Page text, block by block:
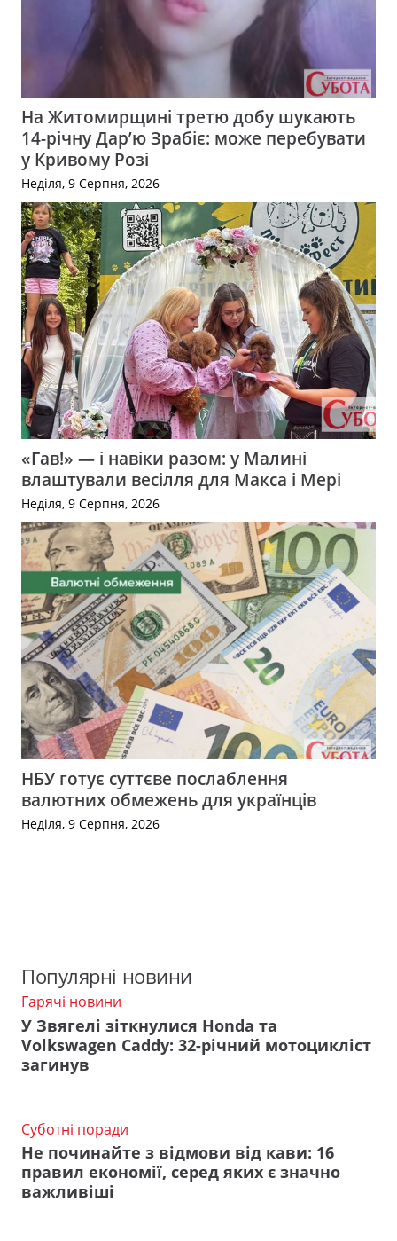
На Житомирщині третю добу шукають
14-річну Дар’ю Зрабіє: може перебувати
у Кривому Розі
Неділя, 9 Серпня, 2026
«Гав!» — і навіки разом: у Малині
влаштували весілля для Макса і Мері
Неділя, 9 Серпня, 2026
НБУ готує суттєве послаблення
валютних обмежень для українців
Неділя, 9 Серпня, 2026
Популярні новини
Гарячі новини
У Звягелі зіткнулися Honda та
Volkswagen Caddy: 32-річний мотоцикліст
загинув
Суботні поради
Не починайте з відмови від кави: 16
правил економії, серед яких є значно
важливіші